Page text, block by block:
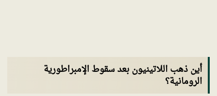
أين ذهب اللاتينيون بعد سقوط الإمبراطورية
الرومانية؟